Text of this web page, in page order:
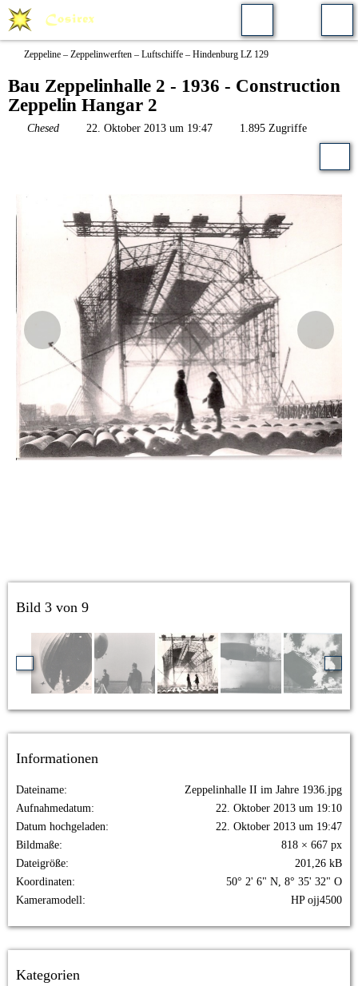
Zeppeline – Zeppelinwerften – Luftschiffe – Hindenburg LZ 129
Bau Zeppelinhalle 2 - 1936 - Construction
Zeppelin Hangar 2
Chesed 22. Oktober 2013 um 19:47 1.895 Zugriffe
Bild 3 von 9
Informationen
Dateiname
Zeppelinhalle II im Jahre 1936.jpg
Aufnahmedatum
22. Oktober 2013 um 19:10
Datum hochgeladen
22. Oktober 2013 um 19:47
Bildmaße
818 × 667 px
Dateigröße
201,26 kB
Koordinaten
50° 2' 6" N, 8° 35' 32" O
Kameramodell
HP ojj4500
Kategorien